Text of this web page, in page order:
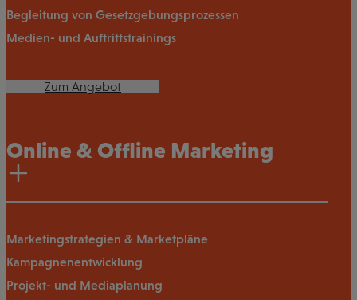
Begleitung von Gesetzgebungsprozessen
Medien- und Auftrittstrainings
Zum Angebot
Online & Offline Marketing
Marketingstrategien & Marketpläne
Kampagnenentwicklung
Projekt- und Mediaplanung